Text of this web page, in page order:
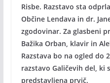
Risbe. Razstavo sta
Občine Lendava in dr.
zgodovinar. Za glasbeni
Bažika Orban, klavir in
Razstava bo na ogled do
razstavo Galičevih del,
predstavljena prvič.